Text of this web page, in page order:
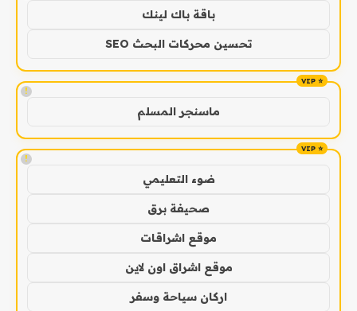
باقة باك لينك
تحسين محركات البحث SEO
!
ماسنجر المسلم
!
ضوء التعليمي
صحيفة برق
موقع اشراقات
موقع اشراق اون لاين
اركان سياحة وسفر